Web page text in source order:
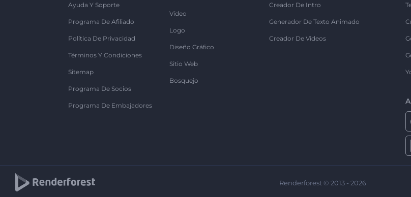
Ayuda Y Soporte
Programa De Afiliado
Política De Privacidad
Términos Y Condiciones
Sitemap
Programa De Socios
Programa De Embajadores
Vídeo
Logo
Diseño Gráfico
Sitio Web
Bosquejo
Creador De Intro
Generador De Texto Animado
Creador De Videos
Renderforest © 2013 - 2026